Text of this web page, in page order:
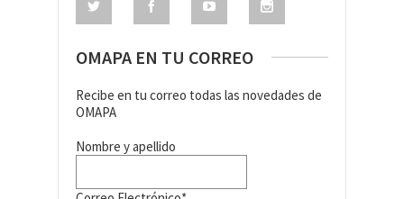
OMAPA EN TU CORREO
Recibe en tu correo todas las novedades de
OMAPA
Nombre y apellido